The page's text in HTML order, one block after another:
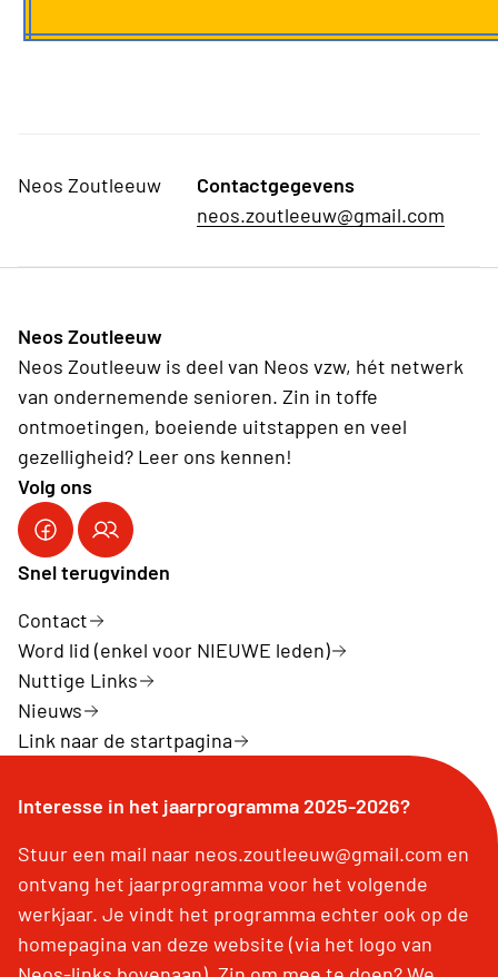
Neos Zoutleeuw
Contactgegevens
neos.zoutleeuw@gmail.com
Neos Zoutleeuw
Neos Zoutleeuw is deel van Neos vzw, hét netwerk
van ondernemende senioren. Zin in toffe
ontmoetingen, boeiende uitstappen en veel
gezelligheid? Leer ons kennen!
Volg ons
Snel terugvinden
Contact
Word lid (enkel voor NIEUWE leden)
Nuttige Links
Nieuws
Link naar de startpagina
Interesse in het jaarprogramma 2025-2026?
Stuur een mail naar neos.zoutleeuw@gmail.com en
ontvang het jaarprogramma voor het volgende
werkjaar. Je vindt het programma echter ook op de
homepagina van deze website (via het logo van